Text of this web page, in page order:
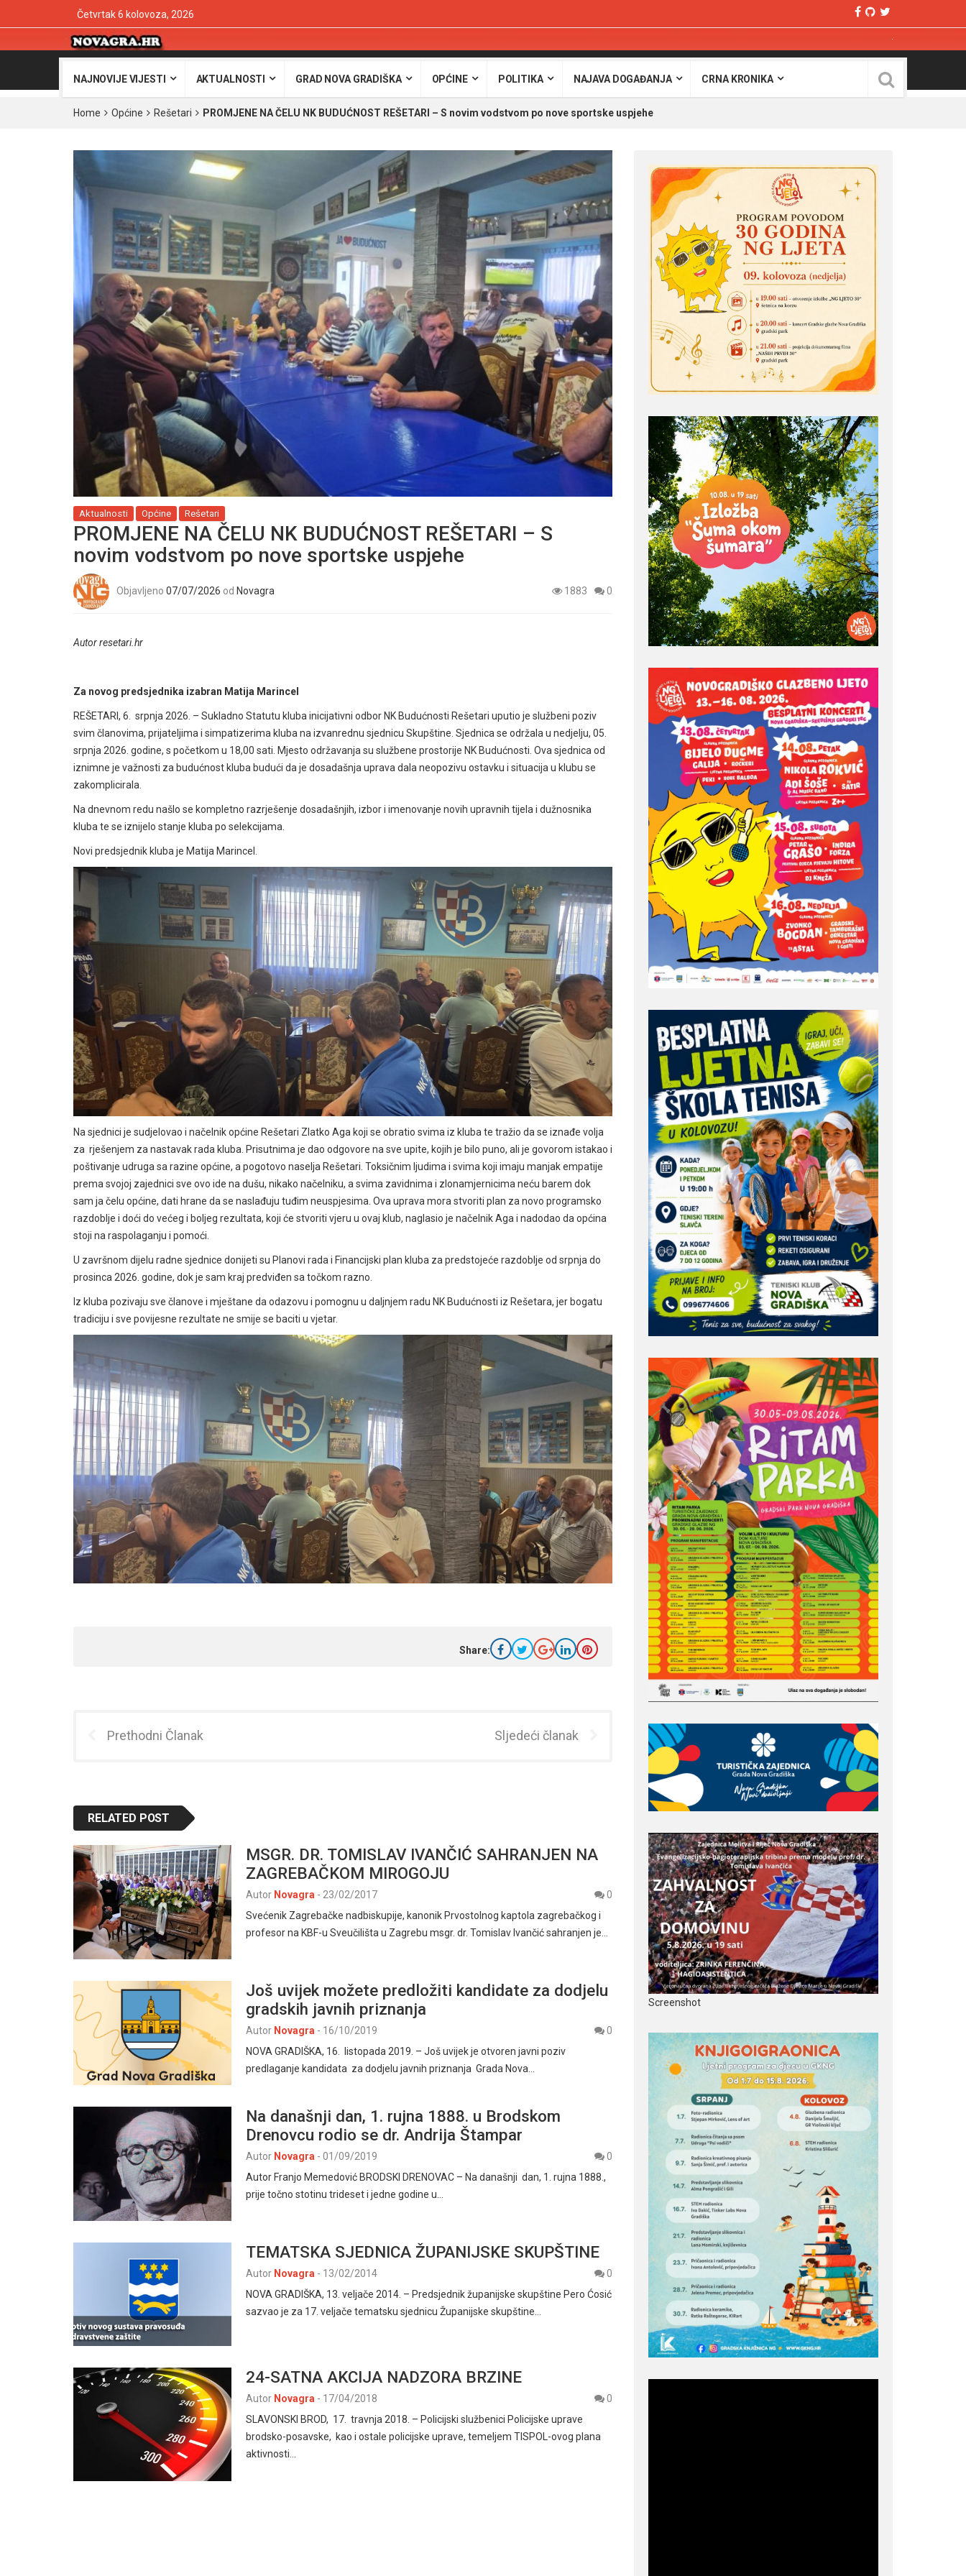
Četvrtak 6 kolovoza, 2026
NAJNOVIJE VIJESTI AKTUALNOSTI GRAD NOVA GRADIŠKA OPĆINE POLITIKA NAJAVA DOGAĐANJA CRNA KRONIKA
Home Općine Rešetari PROMJENE NA ČELU NK BUDUĆNOST REŠETARI – S novim vodstvom po nove sportske uspjehe
Aktualnosti Općine Rešetari
PROMJENE NA ČELU NK BUDUĆNOST REŠETARI – S
novim vodstvom po nove sportske uspjehe
Objavljeno 07/07/2026 od Novagra 1883 0
Autor resetari.hr
Za novog predsjednika izabran Matija Marincel
REŠETARI, 6. srpnja 2026. – Sukladno Statutu kluba inicijativni odbor NK Budućnosti Rešetari uputio je službeni poziv
svim članovima, prijateljima i simpatizerima kluba na izvanrednu sjednicu Skupštine. Sjednica se održala u nedjelju, 05.
srpnja 2026. godine, s početkom u 18,00 sati. Mjesto održavanja su službene prostorije NK Budućnosti. Ova sjednica od
iznimne je važnosti za budućnost kluba budući da je dosadašnja uprava dala neopozivu ostavku i situacija u klubu se
zakomplicirala.
Na dnevnom redu našlo se kompletno razrješenje dosadašnjih, izbor i imenovanje novih upravnih tijela i dužnosnika
kluba te se iznijelo stanje kluba po selekcijama.
Novi predsjednik kluba je Matija Marincel.
Na sjednici je sudjelovao i načelnik općine Rešetari Zlatko Aga koji se obratio svima iz kluba te tražio da se iznađe volja
za rješenjem za nastavak rada kluba. Prisutnima je dao odgovore na sve upite, kojih je bilo puno, ali je govorom istakao i
poštivanje udruga sa razine općine, a pogotovo naselja Rešetari. Toksičnim ljudima i svima koji imaju manjak empatije
prema svojoj zajednici sve ovo ide na dušu, nikako načelniku, a svima zavidnima i zlonamjernicima neću barem dok
sam ja čelu općine, dati hrane da se naslađuju tuđim neuspjesima. Ova uprava mora stvoriti plan za novo programsko
razdoblje i doći do većeg i boljeg rezultata, koji će stvoriti vjeru u ovaj klub, naglasio je načelnik Aga i nadodao da općina
stoji na raspolaganju i pomoći.
U završnom dijelu radne sjednice donijeti su Planovi rada i Financijski plan kluba za predstojeće razdoblje od srpnja do
prosinca 2026. godine, dok je sam kraj predviđen sa točkom razno.
Iz kluba pozivaju sve članove i mještane da odazovu i pomognu u daljnjem radu NK Budućnosti iz Rešetara, jer bogatu
tradiciju i sve povijesne rezultate ne smije se baciti u vjetar.
Share:
Prethodni Članak Sljedeći članak
RELATED POST
MSGR. DR. TOMISLAV IVANČIĆ SAHRANJEN NA
ZAGREBAČKOM MIROGOJU
Autor Novagra - 23/02/2017
0
Svećenik Zagrebačke nadbiskupije, kanonik Prvostolnog kaptola zagrebačkog i
profesor na KBF-u Sveučilišta u Zagrebu msgr. dr. Tomislav Ivančić sahranjen je…
Još uvijek možete predložiti kandidate za dodjelu
gradskih javnih priznanja
Autor Novagra - 16/10/2019
0
NOVA GRADIŠKA, 16. listopada 2019. – Još uvijek je otvoren javni poziv
predlaganje kandidata za dodjelu javnih priznanja Grada Nova…
Na današnji dan, 1. rujna 1888. u Brodskom
Drenovcu rodio se dr. Andrija Štampar
Autor Novagra - 01/09/2019
0
Autor Franjo Memedović BRODSKI DRENOVAC – Na današnji dan, 1. rujna 1888.,
prije točno stotinu trideset i jedne godine u…
TEMATSKA SJEDNICA ŽUPANIJSKE SKUPŠTINE
Autor Novagra - 13/02/2014
0
NOVA GRADIŠKA, 13. veljače 2014. – Predsjednik županijske skupštine Pero Ćosić
sazvao je za 17. veljače tematsku sjednicu Županijske skupštine…
24-SATNA AKCIJA NADZORA BRZINE
Autor Novagra - 17/04/2018
0
SLAVONSKI BROD, 17. travnja 2018. – Policijski službenici Policijske uprave
brodsko-posavske, kao i ostale policijske uprave, temeljem TISPOL-ovog plana
aktivnosti…
Screenshot